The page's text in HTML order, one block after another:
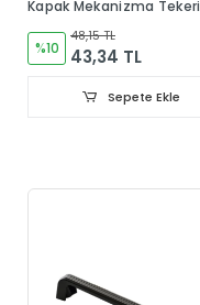
Kapak Mekanizma Tekeri
%10
48,15 TL
43,34 TL
Sepete Ekle